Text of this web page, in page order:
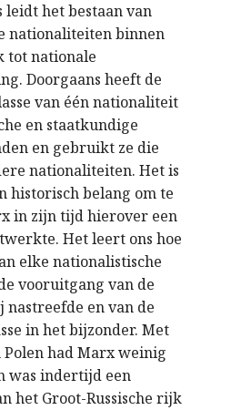
het bestaan van
nationaliteiten binnen
tot nationale
Doorgaans heeft de
van één nationaliteit
en staatkundige
en gebruikt ze die
nationaliteiten. Het is
historisch belang om te
in zijn tijd hierover een
Het leert ons hoe
elke nationalistische
vooruitgang van de
nastreefde en van de
in het bijzonder. Met
had Marx weinig
was indertijd een
het Groot-Russische rijk